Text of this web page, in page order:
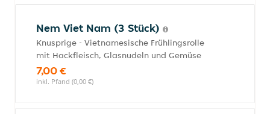
Nem Viet Nam (3 Stück)
Knusprige - Vietnamesische Frühlingsrolle
mit Hackfleisch, Glasnudeln und Gemüse
7,00 €
inkl. Pfand (0,00 €)